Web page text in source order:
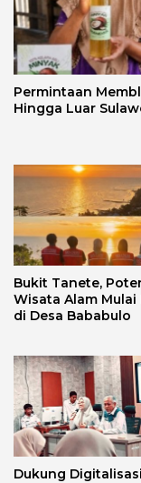
Permintaan
Hingga Luar
Bukit Tanete,
Wisata Alam Mulai
di Desa Bababulo
Dukung Digitalisasi